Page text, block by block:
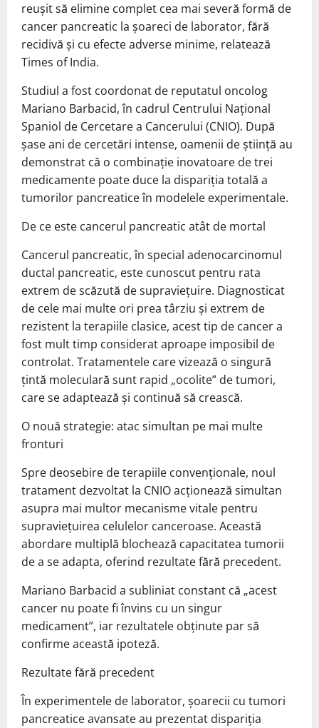
reușit să elimine complet cea mai severă formă de
cancer pancreatic la șoareci de laborator, fără
recidivă și cu efecte adverse minime, relatează
Times of India.
Studiul a fost coordonat de reputatul oncolog
Mariano Barbacid, în cadrul Centrului Național
Spaniol de Cercetare a Cancerului (CNIO). După
șase ani de cercetări intense, oamenii de știință au
demonstrat că o combinație inovatoare de trei
medicamente poate duce la dispariția totală a
tumorilor pancreatice în modelele experimentale.
De ce este cancerul pancreatic atât de mortal
Cancerul pancreatic, în special adenocarcinomul
ductal pancreatic, este cunoscut pentru rata
extrem de scăzută de supraviețuire. Diagnosticat
de cele mai multe ori prea târziu și extrem de
rezistent la terapiile clasice, acest tip de cancer a
fost mult timp considerat aproape imposibil de
controlat. Tratamentele care vizează o singură
țintă moleculară sunt rapid „ocolite” de tumori,
care se adaptează și continuă să crească.
O nouă strategie: atac simultan pe mai multe
fronturi
Spre deosebire de terapiile convenționale, noul
tratament dezvoltat la CNIO acționează simultan
asupra mai multor mecanisme vitale pentru
supraviețuirea celulelor canceroase. Această
abordare multiplă blochează capacitatea tumorii
de a se adapta, oferind rezultate fără precedent.
Mariano Barbacid a subliniat constant că „acest
cancer nu poate fi învins cu un singur
medicament”, iar rezultatele obținute par să
confirme această ipoteză.
Rezultate fără precedent
În experimentele de laborator, șoarecii cu tumori
pancreatice avansate au prezentat dispariția